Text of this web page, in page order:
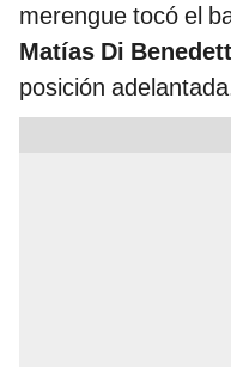
merengue tocó el
Matías Di
posición